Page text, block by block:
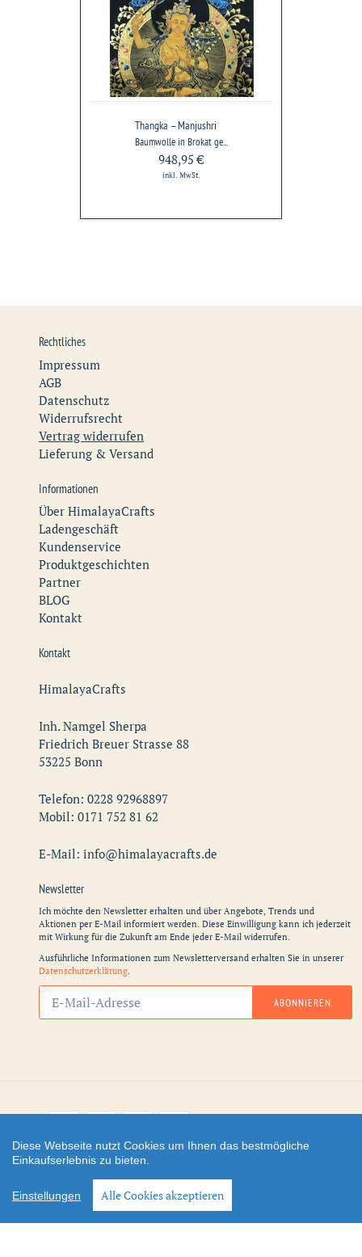
Manjushri
Thangka – Manjushri
Baumwolle in Brokat ge...
948,95 €
inkl. MwSt.
Rechtliches
Impressum
AGB
Datenschutz
Widerrufsrecht
Vertrag widerrufen
Lieferung & Versand
Informationen
Über HimalayaCrafts
Ladengeschäft
Kundenservice
Produktgeschichten
Partner
BLOG
Kontakt
Kontakt
HimalayaCrafts
Inh. Namgel Sherpa
Friedrich Breuer Strasse 88
53225 Bonn
Telefon: 0228 92968897
Mobil: 0171 752 81 62
E-Mail: info@himalayacrafts.de
Newsletter
Ich möchte den Newsletter erhalten und über Angebote, Trends und
Aktionen per E-Mail informiert werden. Diese Einwilligung kann ich jederzeit
mit Wirkung für die Zukunft am Ende jeder E-Mail widerrufen.
Ausführliche Informationen zum Newsletterversand erhalten Sie in unserer
Datenschutzerklärung.
Abonnieren
Sie
unsere
ABONNIEREN
Zahlungsarten
FacebookInstagramYouTube
Shop erstellt mit
VersaCommerce.
Besuche uns auch auf lieber-
lokal.de
Diese Webseite nutzt Cookies um Ihnen das bestmögliche
Einkaufserlebnis zu bieten.
Einstellungen Alle Cookies akzeptieren